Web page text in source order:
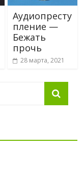
Аудиопресту
пление —
Бежать
прочь
28 марта, 2021